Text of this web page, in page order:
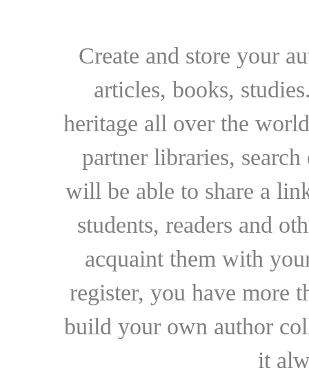
Create and store your
articles, books,
heritage all over the
partner libraries,
will be able to share a
students, readers and
acquaint them with
register, you have more
build your own author
it